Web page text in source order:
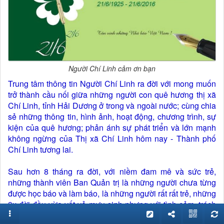
Người Chí Linh cảm ơn bạn
Trung tâm thông tin Người Chí Linh ra đời với mong muốn
trở thành cầu nối giữa những người con quê hương thị xã
Chí Linh, tỉnh Hải Dương ở trong và ngoài nước; cùng chia
sẻ những thông tin, hình ảnh, hoạt động, chương trình, sự
kiện của quê hương; phản ánh sự phát triển và lớn mạnh
không ngừng của Thị xã Chí Linh hôm nay - Thành phố
Chí Linh tương lai.
Sau hơn 8 tháng ra đời, với niềm đam mê và sức trẻ,
những thành viên Ban Quản trị là những người chưa từng
được học báo và làm báo, là những người rất rất trẻ, những
9x đời đầu vừa vất vả mưu sinh nhưng với tình cảm, trách
nhiệm dành cho quê hương, chúng tôi luôn nỗ lực hết mình